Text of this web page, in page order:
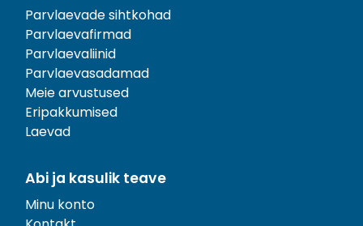
Parvlaevade sihtkohad
Parvlaevafirmad
Parvlaevaliinid
Parvlaevasadamad
Meie arvustused
Eripakkumised
Laevad
Abi ja kasulik teave
Minu konto